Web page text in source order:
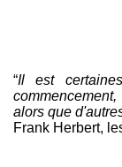
repose
“Il est
commencement,
alors que
Frank Herbert,